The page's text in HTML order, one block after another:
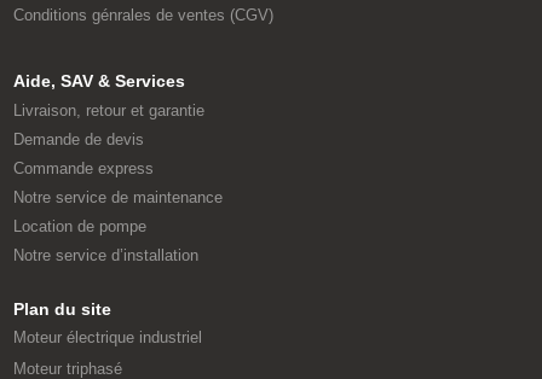
Conditions génrales de ventes (CGV)
Aide, SAV & Services
Livraison, retour et garantie
Demande de devis
Commande express
Notre service de maintenance
Location de pompe
Notre service d’installation
Plan du site
Moteur électrique industriel
Moteur triphasé